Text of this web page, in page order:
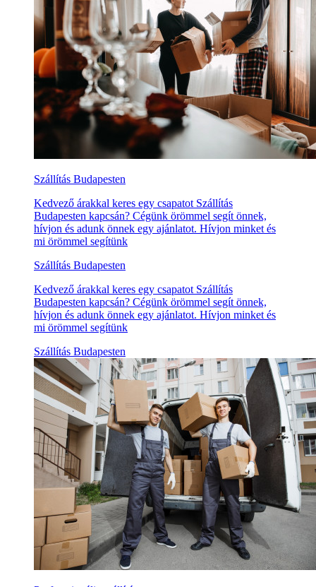
Szállítás Budapesten
Kedvező árakkal keres egy csapatot Szállítás
Budapesten kapcsán? Cégünk örömmel segít önnek,
hívjon és adunk önnek egy ajánlatot. Hívjon minket és
mi örömmel segítünk
Szállítás Budapesten
Kedvező árakkal keres egy csapatot Szállítás
Budapesten kapcsán? Cégünk örömmel segít önnek,
hívjon és adunk önnek egy ajánlatot. Hívjon minket és
mi örömmel segítünk
Szállítás Budapesten